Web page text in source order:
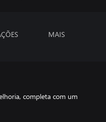
MAIS
completa com um